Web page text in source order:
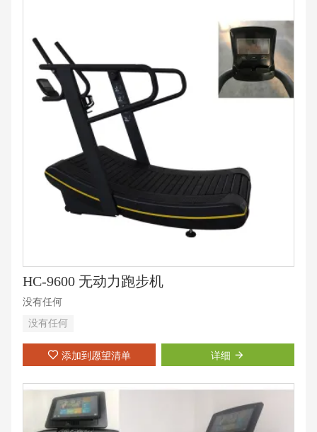
HC-9600 无动力跑步机
没有任何
没有任何
添加到愿望清单 详细